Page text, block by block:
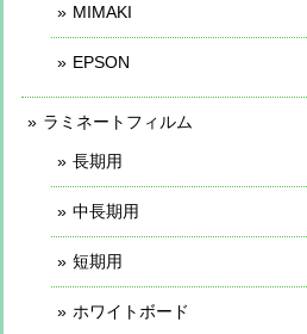
MIMAKI
EPSON
ラミネートフィルム
長期用
中長期用
短期用
ホワイトボード